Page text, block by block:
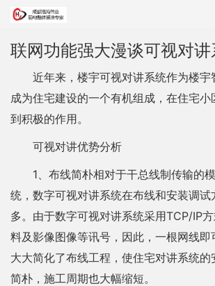
联网功能强大漫谈可视对
近年来，楼宇可视对讲系统作为楼宇
成为住宅建设的一个有机组成，在住宅小
到积极的作用。
可视对讲优势分析
1、布线简朴相对于干总线制传输的
统，数字可视对讲系统在布线和安装调试
多。由于数字可视对讲系统采用TCP/IP
料及影像图像等讯号，因此，一根网线即
大大简化了布线工程，使住宅对讲系统
简朴，施工周期也大幅缩短。